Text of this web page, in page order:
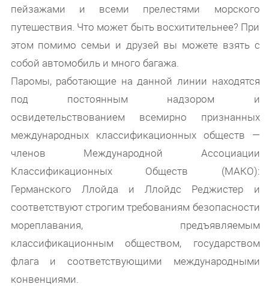
пейзажами и всеми прелестями морского
путешествия. Что может быть восхитительнее? При
этом помимо семьи и друзей вы можете взять с
собой автомобиль и много багажа.
Паромы, работающие на данной линии находятся
под постоянным надзором и
освидетельствованием всемирно признанных
международных классификационных обществ —
членов Международной Ассоциации
Классификационных Обществ (МАКО):
Германского Ллойда и Ллойдс Реджистер и
соответствуют строгим требованиям безопасности
мореплавания, предъявляемым
классификационным обществом, государством
флага и соответствующими международными
конвенциями.